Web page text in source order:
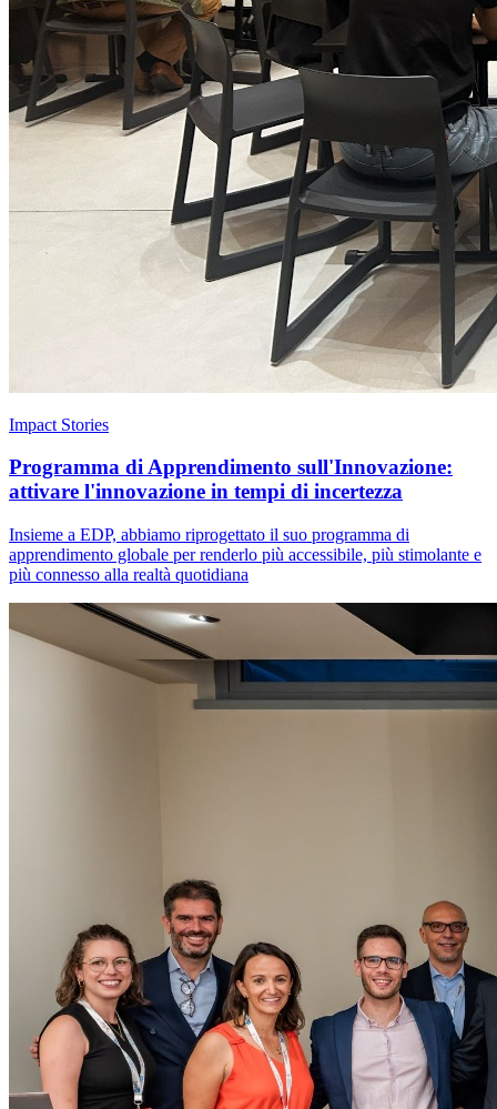
Impact Stories
Programma di Apprendimento sull'Innovazione:
attivare l'innovazione in tempi di incertezza
Insieme a EDP, abbiamo riprogettato il suo programma di
apprendimento globale per renderlo più accessibile, più stimolante e
più connesso alla realtà quotidiana